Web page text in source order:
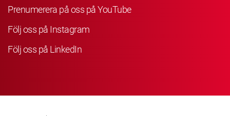
Prenumerera på oss på YouTube
Följ oss på Instagram
Följ oss på LinkedIn